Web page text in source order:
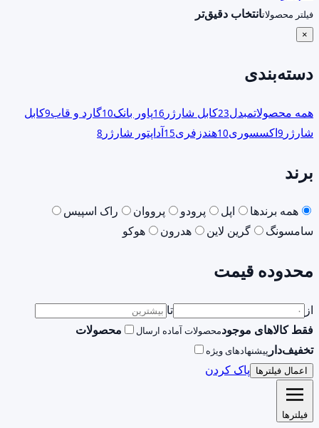
فیلتر محصولاتانتخاب دقیق‌تر
×
دسته‌بندی
همه محصولاتمبدل23کابل شارژر 16پاور بانک10گارد و قاب9کابل
شارژر 9اکسسوری10هندزفری15آداپتور شارژر 8
برند
همه برندها اپل پرودو پرووان
راک اسپیس
سامسونگ
گرین لاین هدرون هوکو
محدوده قیمت
از
تا
فقط کالاهای موجودمحصولات آماده ارسال
محصولات
تخفیف‌دار پیشنهادهای ویژه
اعمال فیلترها پاک کردن
فیلترها